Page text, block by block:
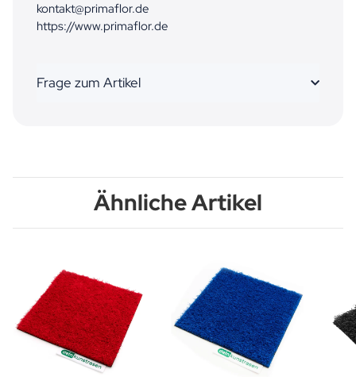
kontakt@primaflor.de
https://www.primaflor.de
Frage zum Artikel
Ähnliche Artikel